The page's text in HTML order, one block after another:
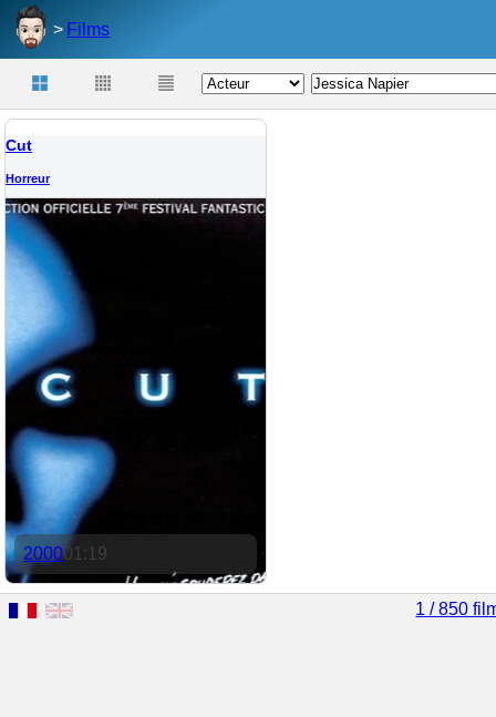
Films
Cut
Horreur
200001:19
1 / 850